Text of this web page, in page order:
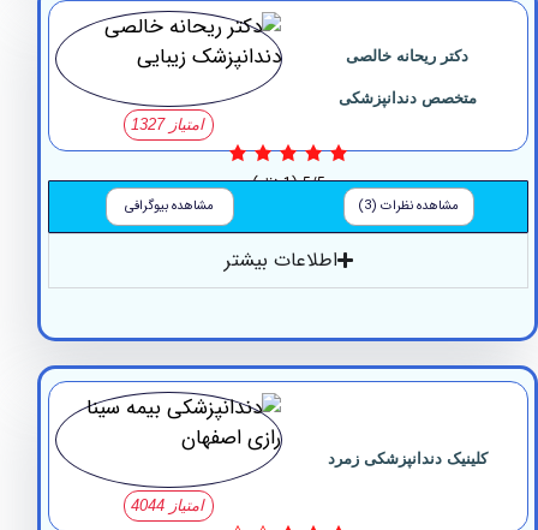
دکتر ریحانه خالصی
متخصص دندانپزشکی
5/5 (1 نظر)
مشاهده نظرات (3) مشاهده بیوگرافی
اطلاعات بیشتر
دندانپزشکی زمرد